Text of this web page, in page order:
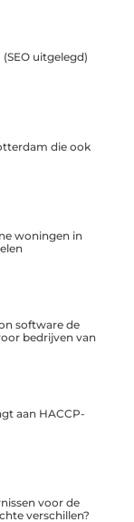
uitgelegd)
die ook
woningen in
software de
bedrijven van
aan HACCP-
voor de
verschillen?